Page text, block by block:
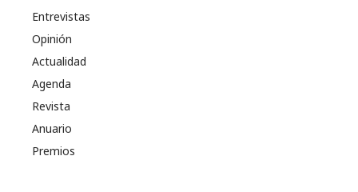
Entrevistas
Opinión
Actualidad
Agenda
Revista
Anuario
Premios